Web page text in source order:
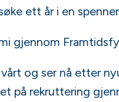
ett år i en
gjennom
og ser nå etter
på rekruttering